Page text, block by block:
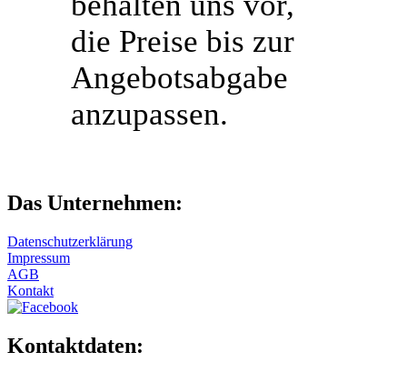
die Preise bis zur
Angebotsabgabe
anzupassen.
Das Unternehmen:
Datenschutzerklärung
Impressum
AGB
Kontakt
Kontaktdaten: